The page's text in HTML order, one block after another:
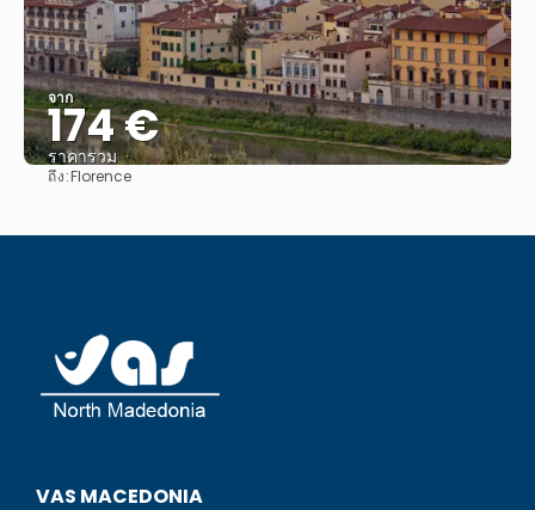
จาก
174 €
ราคารวม
ถึง:Florence
VAS MACEDONIA